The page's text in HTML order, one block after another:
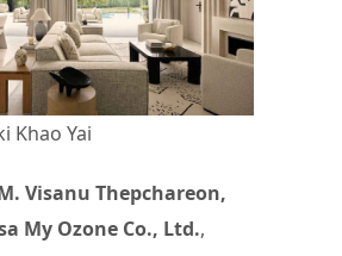
Khao Yai
Visanu Thepchareon,
My Ozone Co., Ltd.,